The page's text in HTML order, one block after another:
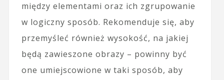
między elementami oraz ich zgrupowanie
w logiczny sposób. Rekomenduje się, aby
przemyśleć również wysokość, na jakiej
będą zawieszone obrazy – powinny być
one umiejscowione w taki sposób, aby